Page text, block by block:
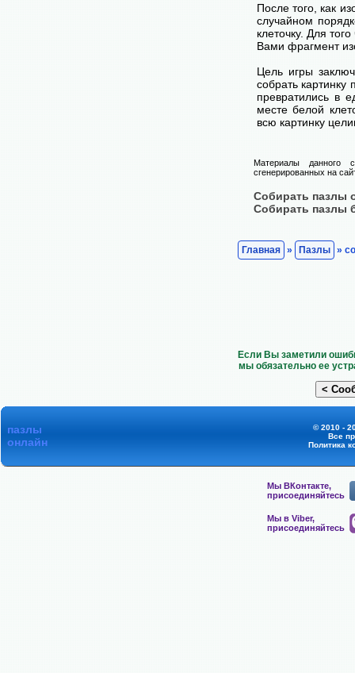
После того, как
случайном
клеточку. Для
Вами фрагмент
Цель игры
собрать
превратились в
месте белой
всю картинку
Материалы данного
сгенерированных на
Собирать пазлы
Собирать пазлы
Главная » Пазлы »
Если Вы заметили
мы обязательно ее
пазлы
онлайн
© 2010 -
Все
Политика
Мы ВКонтакте,
присоединяйтесь
Мы в Viber,
присоединяйтесь